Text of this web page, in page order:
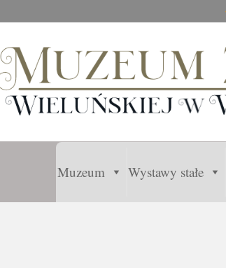
Muzeum Wystawy stałe